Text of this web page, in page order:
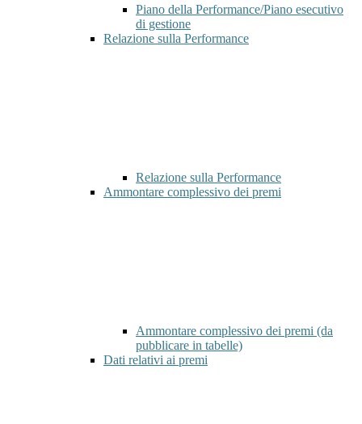
Piano della Performance/Piano esecutivo
di gestione
Relazione sulla Performance
Relazione sulla Performance
Ammontare complessivo dei premi
Ammontare complessivo dei premi (da
pubblicare in tabelle)
Dati relativi ai premi